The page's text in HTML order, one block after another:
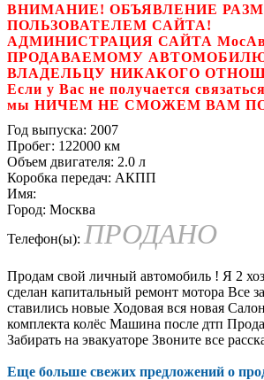
ВНИМАНИЕ! ОБЪЯВЛЕНИЕ
ПОЛЬЗОВАТЕЛЕМ САЙТА!
АДМИНИСТРАЦИЯ САЙТА
ПРОДАВАЕМОМУ
ВЛАДЕЛЬЦУ НИКАКОГО
Если у Вас не получается
мы НИЧЕМ НЕ СМОЖЕМ ВАМ
Год выпуска: 2007
Пробег: 122000 км
Объем двигателя: 2.0 л
Коробка передач: АКПП
Имя:
Город: Москва
Телефон(ы): ПРОДАНО
Продам свой личный автомобиль ! Я 2
сделан капитальный ремонт мотора Все
ставились новые Ходовая вся новая
комплекта колёс Машина после дтп
Забирать на эвакуаторе Звоните все
Еще больше свежих предложений о